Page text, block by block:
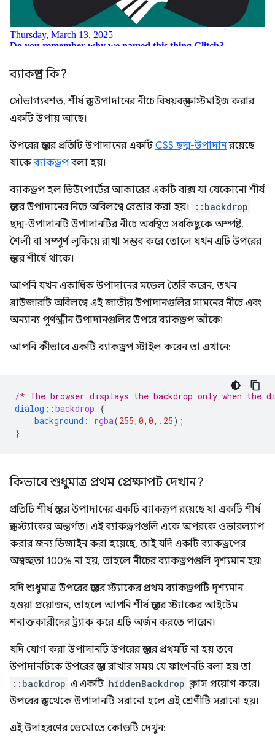
ব্যাকড্রপ কি?
সৌভাগ্যবশত, শীর্ষ স্তর উপাদানের নীচে বিষয়বস্তু কাস্টমাইজ করার
একটি উপায় আছে।
উপরের স্তরের প্রতিটি উপাদানের একটিCSS ছদ্ম-উপাদানরয়েছে
যাকেব্যাকড্রপবলা হয়।
ব্যাকড্রপ হল ভিউপোর্টের আকারের একটি বাক্স যা যেকোনো শীর্ষ
স্তরের উপাদানের নিচে অবিলম্বে রেন্ডার করা হয়।
::backdrop
ছদ্ম-উপাদানটি উপাদানটির নীচে অবস্থিত সবকিছুকে অস্পষ্ট,
শৈলী বা সম্পূর্ণ লুকিয়ে রাখা সম্ভব করে তোলে যখন এটি উপরের
স্তরের শীর্ষে থাকে।
আপনি যখন একাধিক উপাদানের মডেল তৈরি করেন, তখন
ব্রাউজারটি অবিলম্বে এই জাতীয় উপাদানগুলির সামনের নীচে এবং
অন্যান্য পূর্ণস্ক্রীন উপাদানগুলির উপরে ব্যাকড্রপ আঁকে৷
আপনি কীভাবে একটি ব্যাকড্রপ স্টাইল করেন তা এখানে:
/* The browser displays the backdrop only when the
dialog ::backdrop {
background : rgba(255, 0, 0, .25);
}
কিভাবে শুধুমাত্র প্রথম প্রেক্ষাপট দেখান?
প্রতিটি শীর্ষ স্তরের উপাদানের একটি ব্যাকড্রপ রয়েছে যা একটি শীর্ষ
স্তর স্ট্যাকের অন্তর্গত। এই ব্যাকড্রপগুলি একে অপরকে ওভারল্যাপ
করার জন্য ডিজাইন করা হয়েছে, তাই যদি একটি ব্যাকড্রপের
অস্বচ্ছতা 100% না হয়, তাহলে নীচের ব্যাকড্রপগুলি দৃশ্যমান হয়৷
যদি শুধুমাত্র উপরের স্তরের স্ট্যাকের প্রথম ব্যাকড্রপটি দৃশ্যমান
হওয়া প্রয়োজন, তাহলে আপনি শীর্ষ স্তরের স্ট্যাকের আইটেম
শনাক্তকারীদের ট্র্যাক করে এটি অর্জন করতে পারেন।
যদি যোগ করা উপাদানটি উপরের স্তরের প্রথমটি না হয় তবে
উপাদানটিকে উপরের স্তরে রাখার সময় যে ফাংশনটি বলা হয় তা
::backdrop এ একটি hiddenBackdrop ক্লাস প্রয়োগ করে।
উপরের স্তর থেকে উপাদানটি সরানো হলে এই শ্রেণীটি সরানো হয়।
এই উদাহরণের ডেমোতে কোডটি দেখুন: